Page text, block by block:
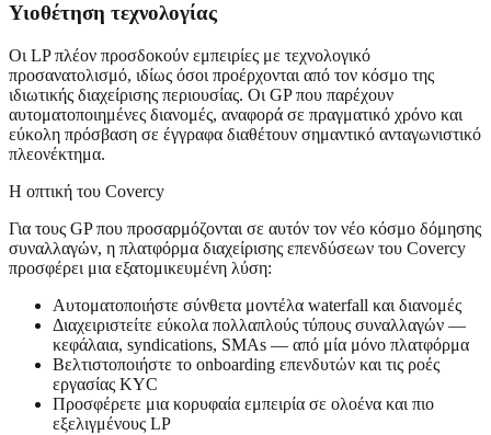
Υιοθέτηση τεχνολογίας
Οι LP πλέον προσδοκούν εμπειρίες με τεχνολογικό
προσανατολισμό, ιδίως όσοι προέρχονται από τον κόσμο της
ιδιωτικής διαχείρισης περιουσίας. Οι GP που παρέχουν
αυτοματοποιημένες διανομές, αναφορά σε πραγματικό χρόνο και
εύκολη πρόσβαση σε έγγραφα διαθέτουν σημαντικό ανταγωνιστικό
πλεονέκτημα.
Η οπτική του Covercy
Για τους GP που προσαρμόζονται σε αυτόν τον νέο κόσμο δόμησης
συναλλαγών, η πλατφόρμα διαχείρισης επενδύσεων του Covercy
προσφέρει μια εξατομικευμένη λύση:
Αυτοματοποιήστε σύνθετα μοντέλα waterfall και διανομές
Διαχειριστείτε εύκολα πολλαπλούς τύπους συναλλαγών —
κεφάλαια, syndications, SMAs — από μία μόνο πλατφόρμα
Βελτιστοποιήστε το onboarding επενδυτών και τις ροές
εργασίας KYC
Προσφέρετε μια κορυφαία εμπειρία σε ολοένα και πιο
εξελιγμένους LP